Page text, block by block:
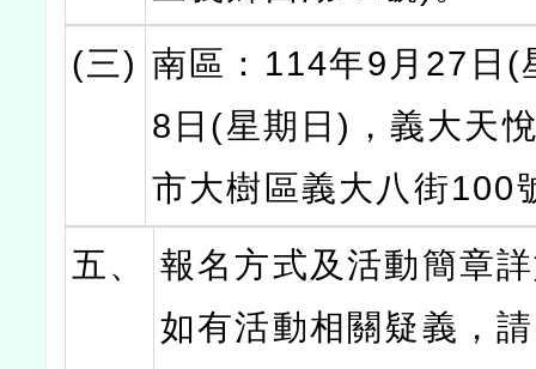
(三) 南區：114年9月27日(
8日(星期日)，義大天
市大樹區義大八街100
五、
報名方式及活動簡章
如有活動相關疑義，